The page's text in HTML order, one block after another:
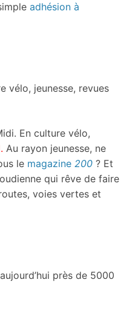
adhésion à
vélo, jeunesse, revues
En culture vélo,
Au rayon jeunesse, ne
le magazine 200 ? Et
qui rêve de faire
voies vertes et
près de 5000